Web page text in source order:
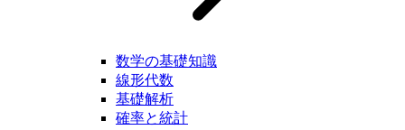
数学の基礎知識
線形代数
基礎解析
確率と統計